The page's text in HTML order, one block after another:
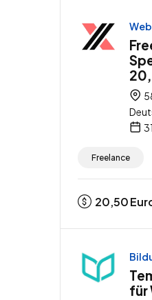
Freelance
20,50
für